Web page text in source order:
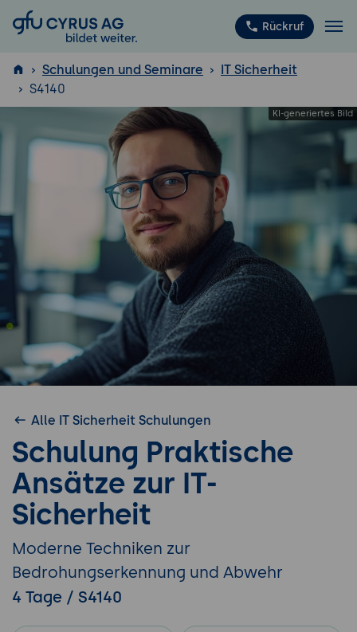
GFU Cyrus AG Rückruf
ISTQB ®
Schulungen und Seminare
IT Sicherheit
S4140
Alle IT Sicherheit Schulungen
Schulung Praktische
Ansätze zur IT-
Sicherheit
Moderne Techniken zur
Bedrohungserkennung und Abwehr
4 Tage / S4140